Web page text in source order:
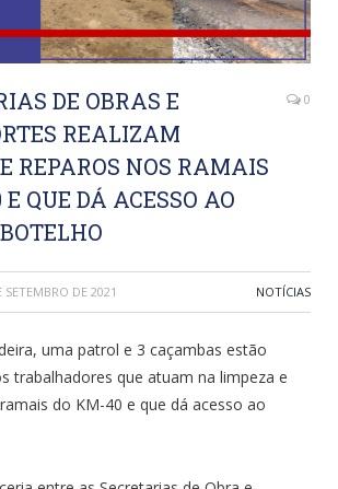
DE OBRAS E
REALIZAM
REPAROS NOS RAMAIS
QUE DÁ ACESSO AO
0
SETEMBRO DE 2021 NOTÍCIAS
uma patrol e 3 caçambas estão
trabalhadores que atuam na limpeza e
do KM-40 e que dá acesso ao